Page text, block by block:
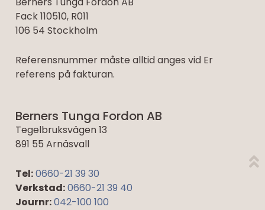
Fack 110510, R011
106 54 Stockholm
Referensnummer måste alltid anges vid Er
referens på fakturan.
Berners Tunga Fordon AB
Tegelbruksvägen 13
891 55 Arnäsvall
Tel:0660-21 39 30
Verkstad:0660-21 39 40
Journr:042-100 100